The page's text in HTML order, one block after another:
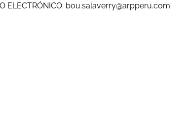
ELECTRÓNICO: bou.salaverry@arpperu.com